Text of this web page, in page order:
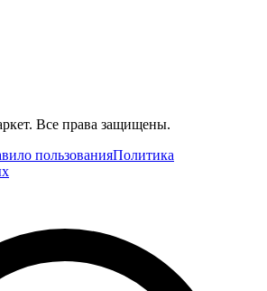
Все права защищены.
пользованияПолитика